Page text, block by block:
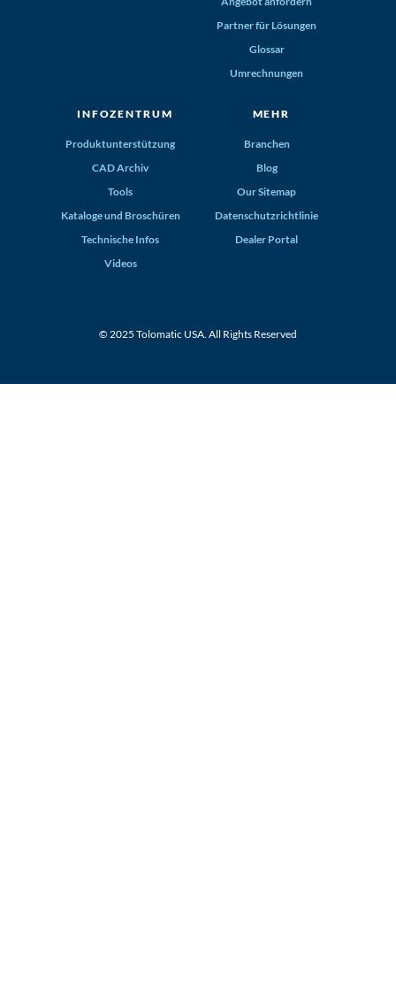
Partner für Lösungen
Glossar
Umrechnungen
INFOZENTRUM
Produktunterstützung
CAD Archiv
Tools
Kataloge und Broschüren
Technische Infos
Videos
MEHR
Branchen
Blog
Our Sitemap
Datenschutzrichtlinie
Dealer Portal
© 2025 Tolomatic USA. All Rights Reserved